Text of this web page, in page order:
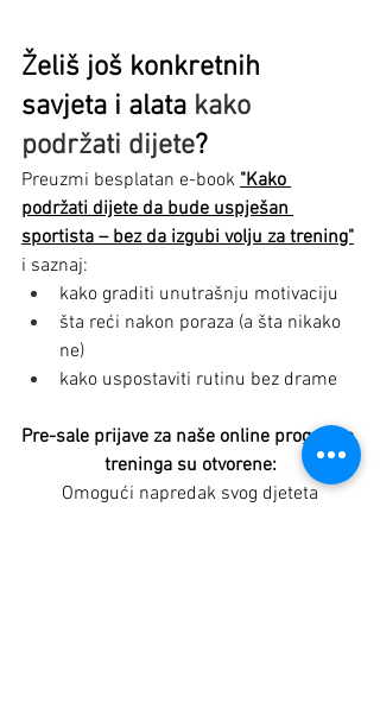
Želiš još konkretnih
savjeta i alata kako
podržati dijete?
Preuzmi besplatan e-book "Kako
podržati dijete da bude uspješan
sportista – bez da izgubi volju za trening"
i saznaj:
kako graditi unutrašnju motivaciju
šta reći nakon poraza (a šta nikako
ne)
kako uspostaviti rutinu bez drame
Pre-sale prijave za naše online programe
treninga su otvorene:
Omogući napredak svog djeteta